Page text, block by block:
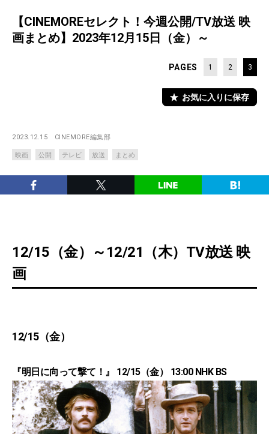
【CINEMOREセレクト！今週公開/TV放送 映
画まとめ】2023年12月15日（金）～
PAGES 1 2 3
お気に入りに保存
2023.12.15 CINEMORE編集部
映画 公開 テレビ 放送 まとめ
12/15（金）～12/21（木）TV放送 映
画
12/15（金）
『明日に向って撃て！』 12/15（金） 13:00 NHK BS